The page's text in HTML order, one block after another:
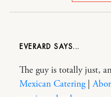
EVERARD
The guy is totally just,
Mexican Catering|